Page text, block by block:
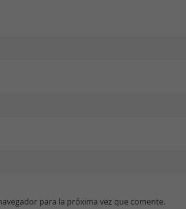
para la próxima vez que comente.